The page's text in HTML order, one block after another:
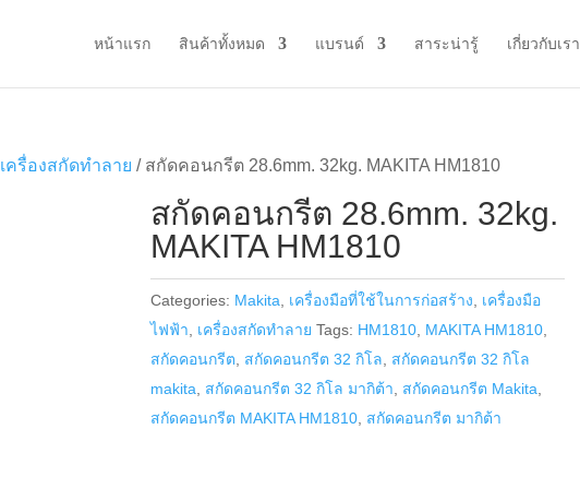
หน้าแรก สินค้าทั้งหมด แบรนด์ สาระน่ารู้ เกี่ยวกับเรา
เครื่องสกัดทำลาย / สกัดคอนกรีต 28.6mm. 32kg. MAKITA HM1810
สกัดคอนกรีต 28.6mm. 32kg.
MAKITA HM1810
Categories: Makita เครื่องมือที่ใช้ในการก่อสร้าง
เครื่องมือ
ไฟฟ้า
เครื่องสกัดทำลาย Tags: HM1810 MAKITA HM1810
สกัดคอนกรีต
สกัดคอนกรีต 32 กิโล
สกัดคอนกรีต 32 กิโล
makita
สกัดคอนกรีต 32 กิโล มากิต้า สกัดคอนกรีต Makita
สกัดคอนกรีต MAKITA HM1810 สกัดคอนกรีต มากิต้า